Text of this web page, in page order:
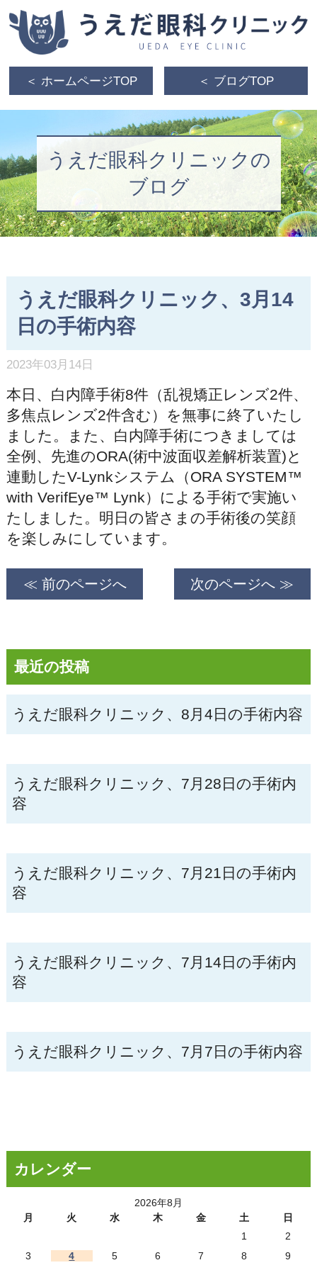
＜ ホームページTOP ＜ ブログTOP
うえだ眼科クリニックの
ブログ
最近の投稿
うえだ眼科クリニック、8月4日の手術内容
うえだ眼科クリニック、7月28日の手術内
容
うえだ眼科クリニック、7月21日の手術内
容
うえだ眼科クリニック、7月14日の手術内
容
うえだ眼科クリニック、7月7日の手術内容
カレンダー
2026年8月
月
火 水 木 金 土
日
1
2
3
4 5 6 7 8
9
うえだ眼科クリニック、3月14
日の手術内容
2023年03月14日
本日、白内障手術8件（乱視矯正レンズ2件、
多焦点レンズ2件含む）を無事に終了いたし
ました。また、白内障手術につきましては
全例、先進のORA(術中波面収差解析装置)と
連動したV-Lynkシステム（ORA SYSTEM™
with VerifEye™ Lynk）による手術で実施い
たしました。明日の皆さまの手術後の笑顔
を楽しみにしています。
≪ 前のページへ 次のページへ ≫